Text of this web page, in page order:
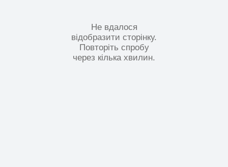
Не вдалося
відобразити сторінку.
Повторіть спробу
через кілька хвилин.